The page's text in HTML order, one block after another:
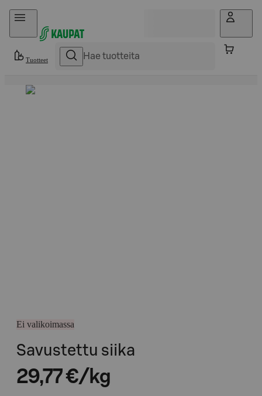
Hyppää sisältöön
Tuotteet
Ei valikoimassa
Savustettu siika
29,77 €/kg